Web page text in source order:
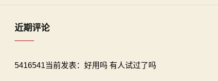
近期评论
5416541当前发表：好用吗 有人试过了吗